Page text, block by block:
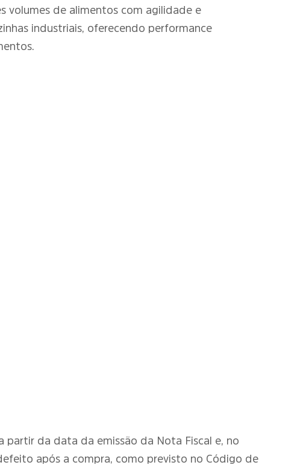
volumes de alimentos com agilidade e
industriais, oferecendo performance
partir da data da emissão da Nota Fiscal e, no
após a compra, como previsto no Código de